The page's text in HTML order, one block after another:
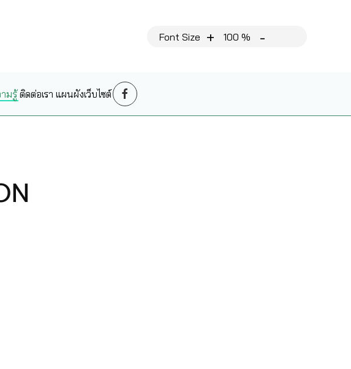
Font Size + 100 % -
มรู้ ติดต่อเรา แผนผังเว็บไซต์